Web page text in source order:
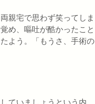
親宅で思わず笑ってしま
め、嘔吐が酷かったこと
よう。「もうさ、手術の